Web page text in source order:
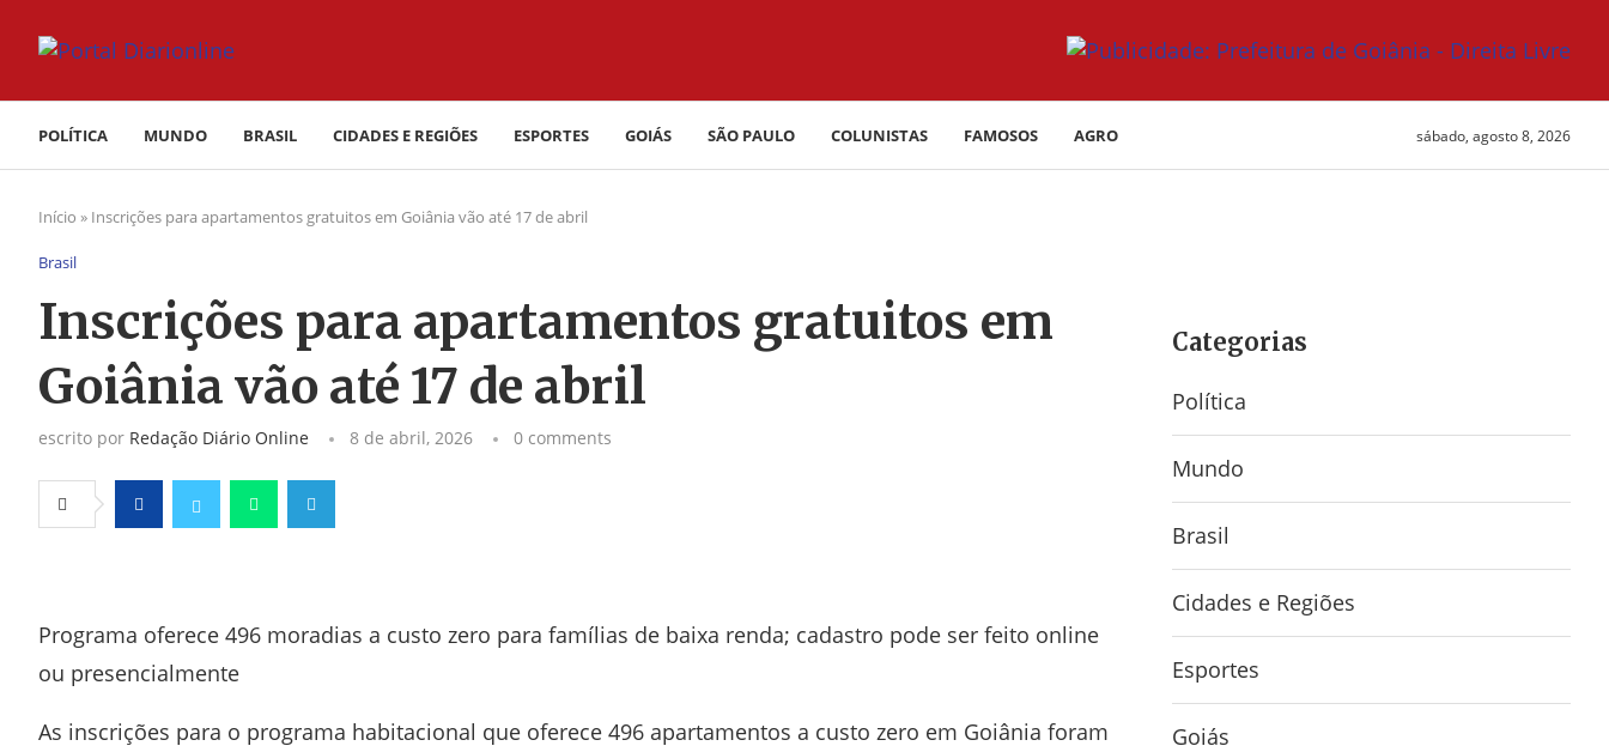
POLÍTICA MUNDO BRASIL CIDADES E REGIÕES ESPORTES GOIÁS SÃO PAULO COLUNISTAS FAMOSOS AGRO sábado, agosto 8, 2026
Início » Inscrições para apartamentos gratuitos em Goiânia vão até 17 de abril
Brasil
Inscrições para apartamentos gratuitos em
Goiânia vão até 17 de abril
escrito por Redação Diário Online 8 de abril, 2026 0 comments
Programa oferece 496 moradias a custo zero para famílias de baixa renda; cadastro pode ser feito online
ou presencialmente
As inscrições para o programa habitacional que oferece 496 apartamentos a custo zero em Goiânia foram
Categorias
Política
Mundo
Brasil
Cidades e Regiões
Esportes
Goiás